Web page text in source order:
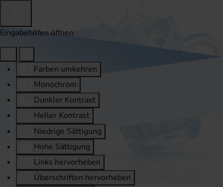
Eingabehilfen öffnen
Farben umkehren
Monochrom
Dunkler Kontrast
Heller Kontrast
Niedrige Sättigung
Hohe Sättigung
Links hervorheben
Überschriften hervorheben